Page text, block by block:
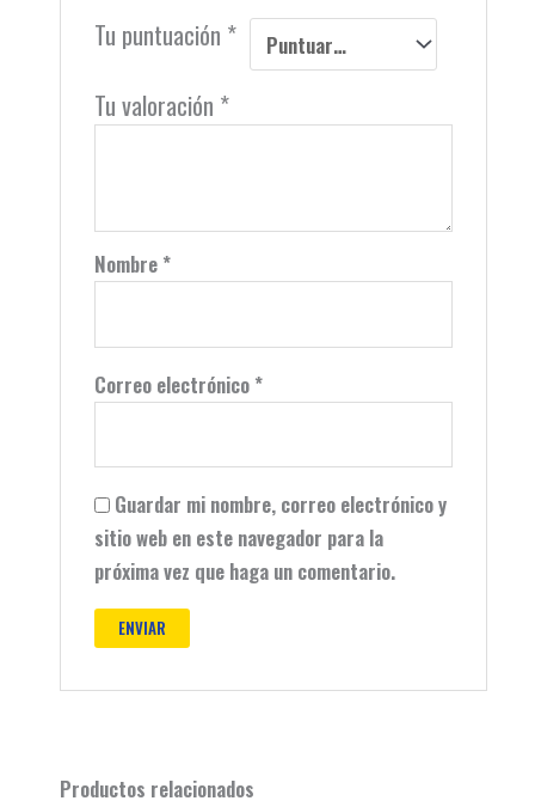
Tu puntuación *
Tu valoración *
Nombre *
Correo electrónico *
Guardar mi nombre, correo electrónico y
sitio web en este navegador para la
próxima vez que haga un comentario.
Productos relacionados